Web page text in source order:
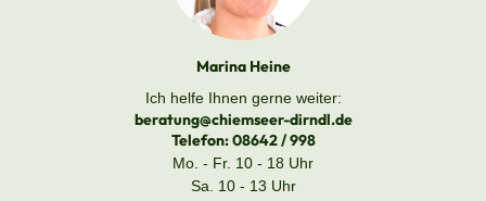
Marina Heine
Ich helfe Ihnen gerne weiter:
beratung@chiemseer-dirndl.de
Telefon:08642 / 998
Mo. - Fr. 10 - 18 Uhr
Sa. 10 - 13 Uhr